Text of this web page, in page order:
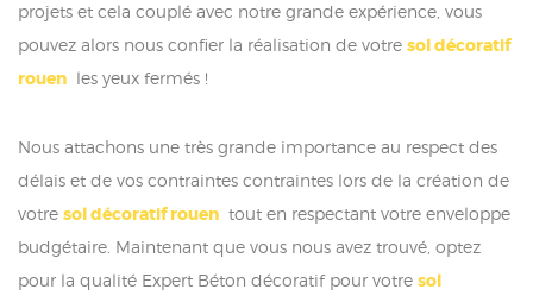
projets et cela couplé avec notre grande expérience, vous
pouvez alors nous confier la réalisation de votre sol décoratif
rouen les yeux fermés !
Nous attachons une très grande importance au respect des
délais et de vos contraintes contraintes lors de la création de
votre sol décoratif rouen tout en respectant votre enveloppe
budgétaire. Maintenant que vous nous avez trouvé, optez
pour la qualité Expert Béton décoratif pour votre sol